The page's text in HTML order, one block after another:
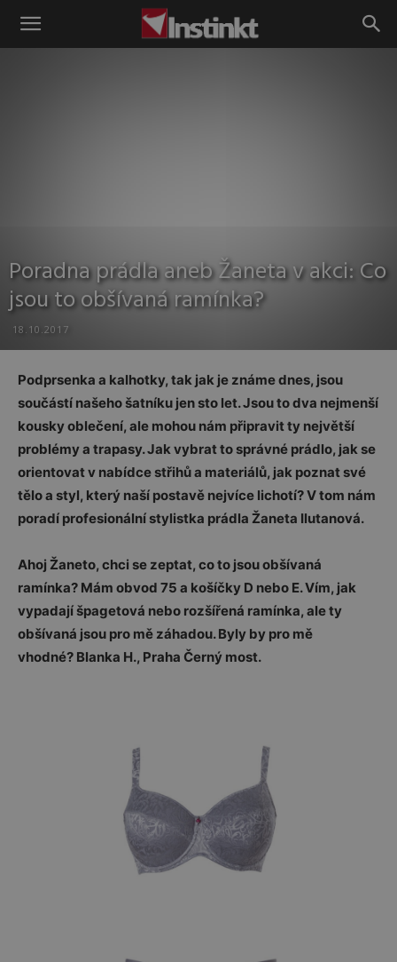
Instinkt
Poradna prádla aneb Žaneta v akci: Co
jsou to obšívaná ramínka?
18.10.2017
Podprsenka a kalhotky, tak jak je známe dnes, jsou
součástí našeho šatníku jen sto let. Jsou to dva nejmenší
kousky oblečení, ale mohou nám připravit ty největší
problémy a trapasy. Jak vybrat to správné prádlo, jak se
orientovat v nabídce střihů a materiálů, jak poznat své
tělo a styl, který naší postavě nejvíce lichotí? V tom nám
poradí profesionální stylistka prádla Žaneta Ilutanová.
Ahoj Žaneto, chci se zeptat, co to jsou obšívaná
ramínka? Mám obvod 75 a košíčky D nebo E. Vím, jak
vypadají špagetová nebo rozšířená ramínka, ale ty
obšívaná jsou pro mě záhadou. Byly by pro mě
vhodné? Blanka H., Praha Černý most.